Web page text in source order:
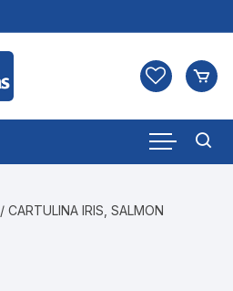
/ CARTULINA IRIS, SALMON